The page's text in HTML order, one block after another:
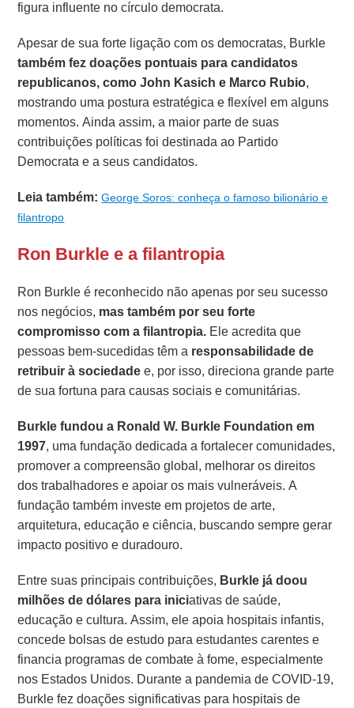
figura influente no círculo democrata.
Apesar de sua forte ligação com os democratas, Burkle
também fez doações pontuais para candidatos
republicanos, como John Kasich e Marco Rubio,
mostrando uma postura estratégica e flexível em alguns
momentos. Ainda assim, a maior parte de suas
contribuições políticas foi destinada ao Partido
Democrata e a seus candidatos.
Leia também: George Soros: conheça o famoso bilionário e
filantropo
Ron Burkle e a filantropia
Ron Burkle é reconhecido não apenas por seu sucesso
nos negócios, mas também por seu forte
compromisso com a filantropia. Ele acredita que
pessoas bem-sucedidas têm a responsabilidade de
retribuir à sociedadee, por isso, direciona grande parte
de sua fortuna para causas sociais e comunitárias.
Burkle fundou a Ronald W. Burkle Foundation em
1997, uma fundação dedicada a fortalecer comunidades,
promover a compreensão global, melhorar os direitos
dos trabalhadores e apoiar os mais vulneráveis. A
fundação também investe em projetos de arte,
arquitetura, educação e ciência, buscando sempre gerar
impacto positivo e duradouro.
Entre suas principais contribuições, Burkle já doou
milhões de dólares para iniciativas de saúde,
educação e cultura. Assim, ele apoia hospitais infantis,
concede bolsas de estudo para estudantes carentes e
financia programas de combate à fome, especialmente
nos Estados Unidos. Durante a pandemia de COVID-19,
Burkle fez doações significativas para hospitais de